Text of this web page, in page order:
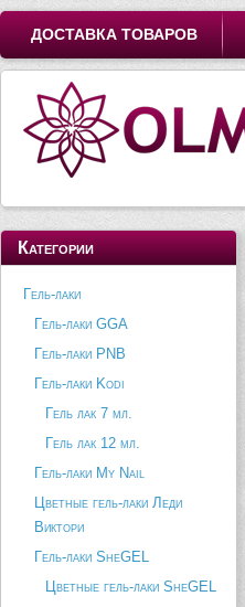
ДОСТАВКА ТОВАРОВ
Категории
Гель-лаки
Гель-лаки GGA
Гель-лаки PNB
Гель-лаки Kodi
Гель лак 7 мл.
Гель лак 12 мл.
Гель-лаки My Nail
Цветные гель-лаки Леди
Виктори
Гель-лаки SheGEL
Цветные гель-лаки SheGEL